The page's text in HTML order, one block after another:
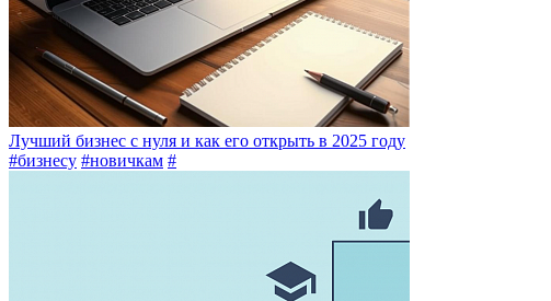
Лучший бизнес с нуля и как его открыть в 2025 году
#бизнесу #новичкам #